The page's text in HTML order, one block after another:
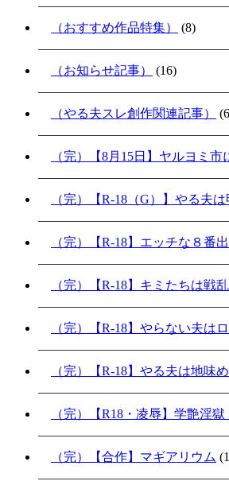
（おすすめ作品特集） (8)
（お知らせ記事） (16)
（やる夫スレ創作関連記事）
（完）【8月15日】ヤルヨミ
（完）【R-18（G）】やる夫
（完）【R-18】エッチな８番
（完）【R-18】キミたちは戦
（完）【R-18】やらない夫は
（完）【R-18】やる夫は地味
（完）【R18・凌辱】学艶淫
（完）【合作】マギアリウム